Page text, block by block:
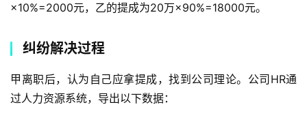
×10%=2000元，乙的提成为20万×90%=18000元。
纠纷解决过程
甲离职后，认为自己应拿提成，找到公司理论。公司HR通
过人力资源系统，导出以下数据：